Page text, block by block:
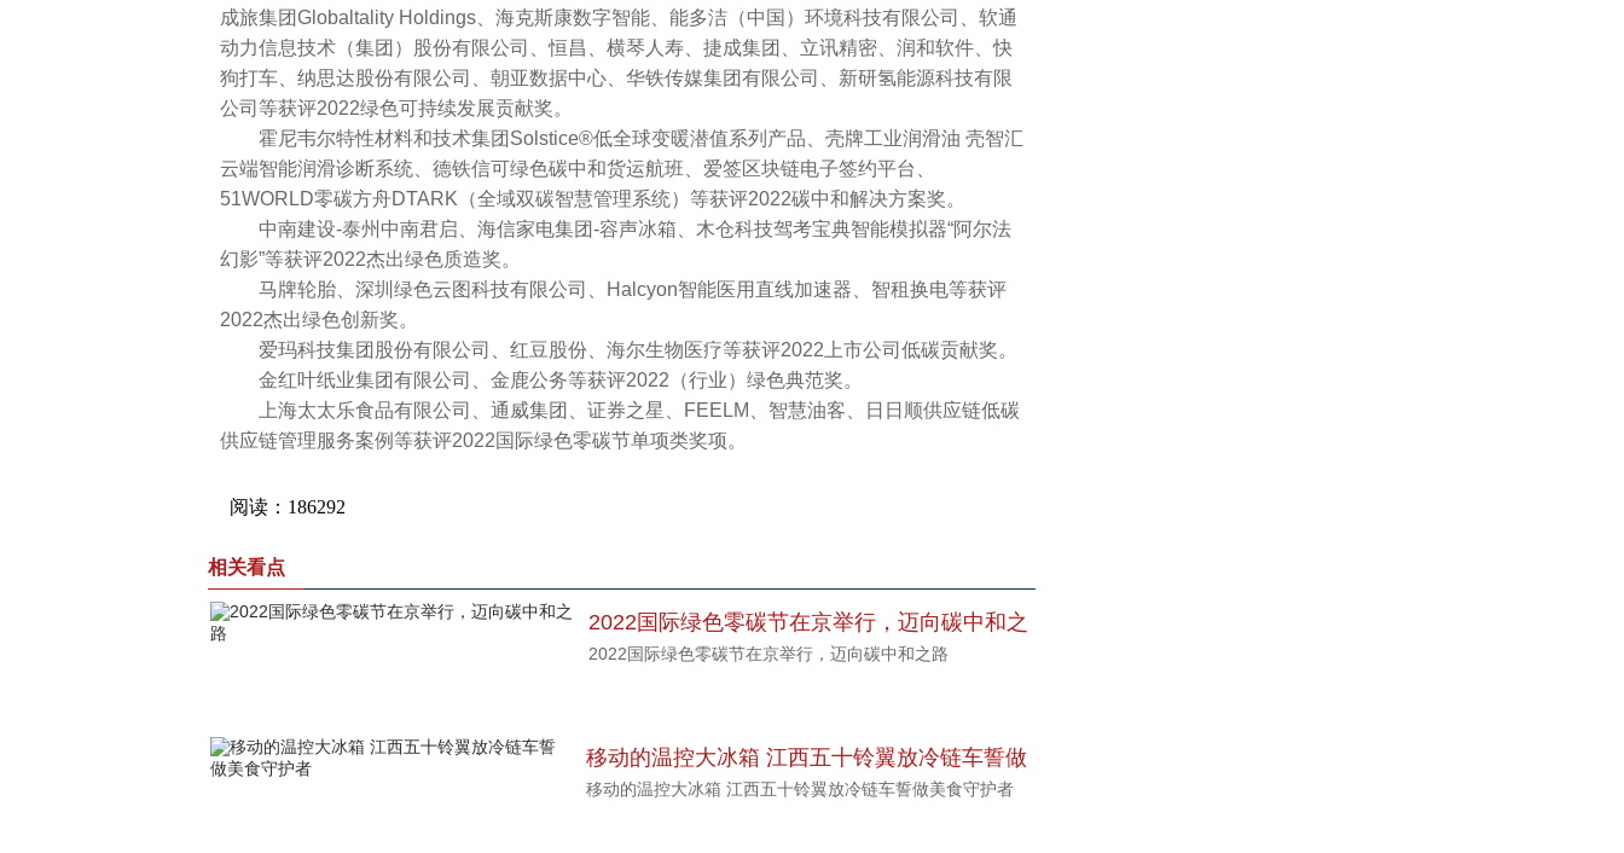
成旅集团Globaltality Holdings、海克斯康数字智能、能多洁（中国）环境科技有限公司、软通
动力信息技术（集团）股份有限公司、恒昌、横琴人寿、捷成集团、立讯精密、润和软件、快
狗打车、纳思达股份有限公司、朝亚数据中心、华铁传媒集团有限公司、新研氢能源科技有限
公司等获评2022绿色可持续发展贡献奖。
霍尼韦尔特性材料和技术集团Solstice®低全球变暖潜值系列产品、壳牌工业润滑油 壳智汇
云端智能润滑诊断系统、德铁信可绿色碳中和货运航班、爱签区块链电子签约平台、
51WORLD零碳方舟DTARK（全域双碳智慧管理系统）等获评2022碳中和解决方案奖。
中南建设-泰州中南君启、海信家电集团-容声冰箱、木仓科技驾考宝典智能模拟器“阿尔法
幻影”等获评2022杰出绿色质造奖。
马牌轮胎、深圳绿色云图科技有限公司、Halcyon智能医用直线加速器、智租换电等获评
2022杰出绿色创新奖。
爱玛科技集团股份有限公司、红豆股份、海尔生物医疗等获评2022上市公司低碳贡献奖。
金红叶纸业集团有限公司、金鹿公务等获评2022（行业）绿色典范奖。
上海太太乐食品有限公司、通威集团、证券之星、FEELM、智慧油客、日日顺供应链低碳
供应链管理服务案例等获评2022国际绿色零碳节单项类奖项。
相关看点
2022国际绿色零碳节在京举行，迈向碳中和之
路
2022国际绿色零碳节在京举行，迈向碳中和之路
移动的温控大冰箱 江西五十铃翼放冷链车誓做
美食守护者
移动的温控大冰箱 江西五十铃翼放冷链车誓做美食守护者